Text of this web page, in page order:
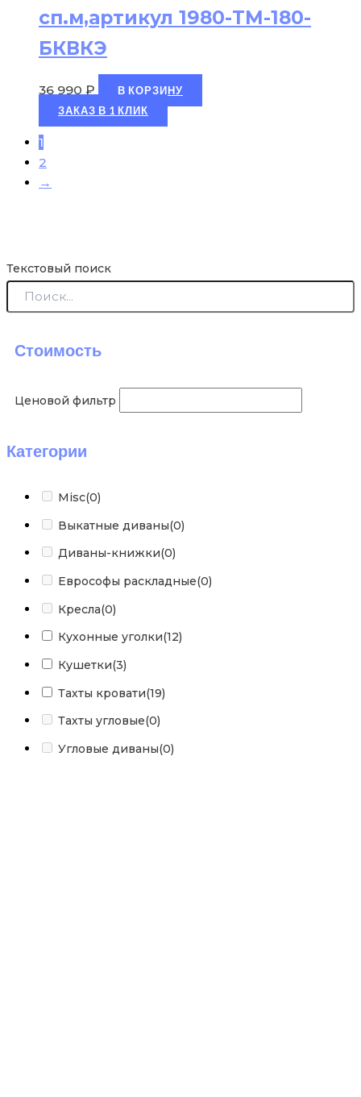
Текстовый поиск
Стоимость
Ценовой фильтр
Категории
Misc(0)
Выкатные диваны(0)
Диваны-книжки(0)
Еврософы раскладные(0)
Кресла(0)
Кухонные уголки(12)
Кушетки(3)
Тахты кровати(19)
Тахты угловые(0)
Угловые диваны(0)
сп.м,артикул 1980-ТМ-180-
БКВКЭ
36 990 ₽
В КОРЗИНУ
ЗАКАЗ В 1 КЛИК
1
2
→